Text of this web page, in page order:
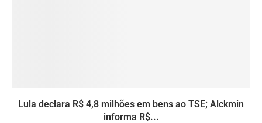
Lula declara R$ 4,8 milhões em bens ao TSE; Alckmin
informa R$...